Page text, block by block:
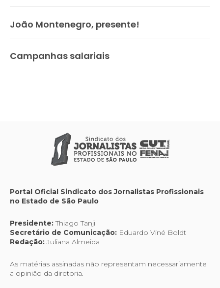
João Montenegro, presente!
Campanhas salariais
Portal Oficial Sindicato dos Jornalistas Profissionais
no Estado de São Paulo
Presidente:Thiago Tanji
Secretário de Comunicação: Eduardo Viné Boldt
Redação:Juliana Almeida
As matérias assinadas não representam necessariamente
a opinião da diretoria.